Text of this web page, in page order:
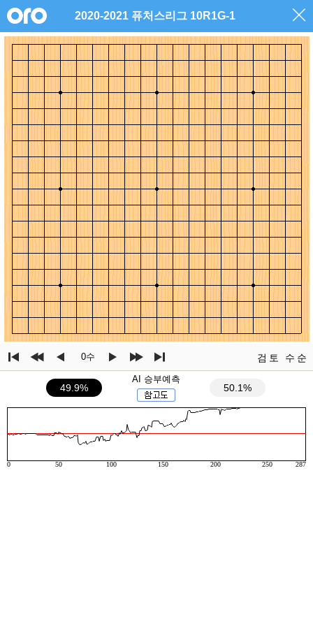
2020-2021 퓨처스리그 10R1G-1
0수 검토 수순
49.9%
AI 승부예측
50.1%